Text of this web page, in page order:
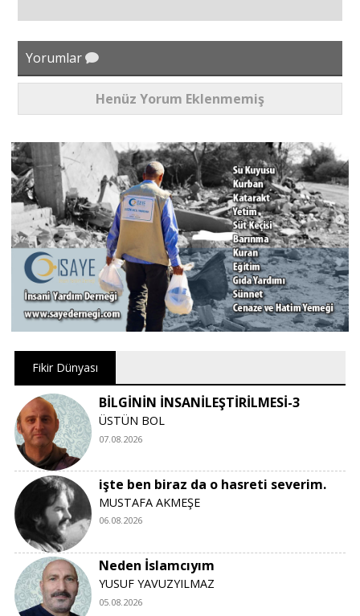
Yorumlar
Henüz Yorum Eklenmemiş
Fikir Dünyası
BİLGİNİN İNSANİLEŞTİRİLMESİ-3
ÜSTÜN BOL
07.08.2026
işte ben biraz da o hasreti severim.
MUSTAFA AKMEŞE
06.08.2026
Neden İslamcıyım
YUSUF YAVUZYILMAZ
05.08.2026